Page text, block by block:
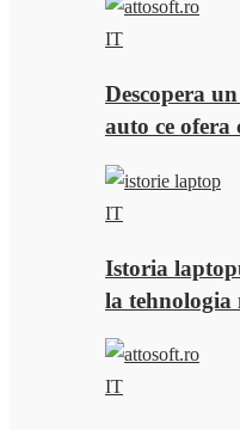
IT
Descopera
auto ce
IT
Istoria
la tehnologia
IT